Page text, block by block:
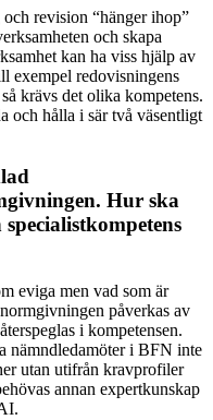
revision “hänger ihop”
och skapa
kan ha viss hjälp av
exempel redovisningens
krävs det olika kompetens.
och hålla i sär två väsentligt
Hur ska
eviga men vad som är
påverkas av
i kompetensen.
nämndledamöter i BFN inte
utan utifrån kravprofiler
annan expertkunskap